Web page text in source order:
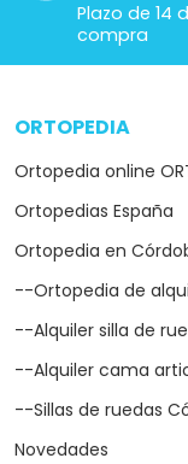
Plazo de 14
compra
ORTOPEDIA
Ortopedia online
Ortopedias España
Ortopedia en
--Ortopedia de
--Alquiler silla de
--Alquiler cama
--Sillas de ruedas
Novedades